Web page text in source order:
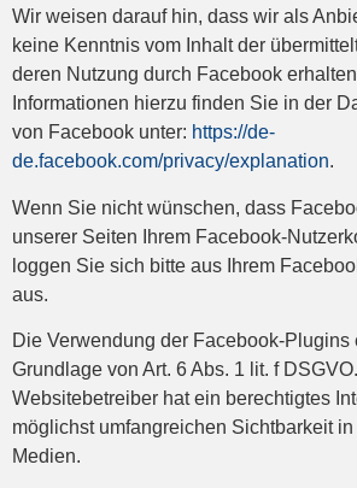
Wir weisen darauf hin, dass wir als
keine Kenntnis vom Inhalt der
deren Nutzung durch Facebook
Informationen hierzu finden Sie in der
von Facebook unter: https://de-
de.facebook.com/privacy/explanation.
Wenn Sie nicht wünschen, dass
unserer Seiten Ihrem Facebook-
loggen Sie sich bitte aus Ihrem
aus.
Die Verwendung der Facebook-Plugins
Grundlage von Art. 6 Abs. 1 lit. f
Websitebetreiber hat ein berechtigtes
möglichst umfangreichen Sichtbarkeit
Medien.